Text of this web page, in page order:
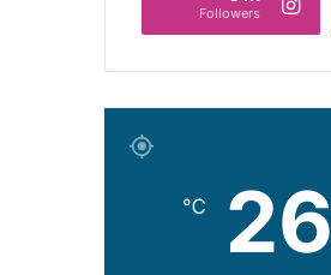
Followers
26
℃